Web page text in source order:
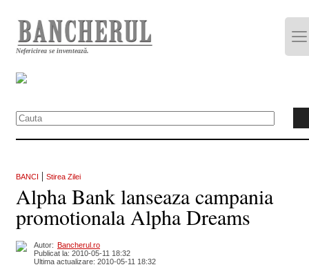
Nefericirea se inventează.
BANCI | Stirea Zilei
Alpha Bank lanseaza campania
promotionala Alpha Dreams
Autor: Bancherul.ro
Publicat la: 2010-05-11 18:32
Ultima actualizare: 2010-05-11 18:32